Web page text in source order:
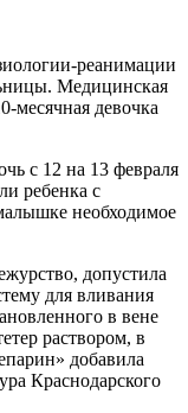
реанимации
Медицинская
месячная девочка
с 12 на 13 февраля
ребенка с
необходимое
допустила
для вливания
в вене
раствором, в
добавила
Краснодарского